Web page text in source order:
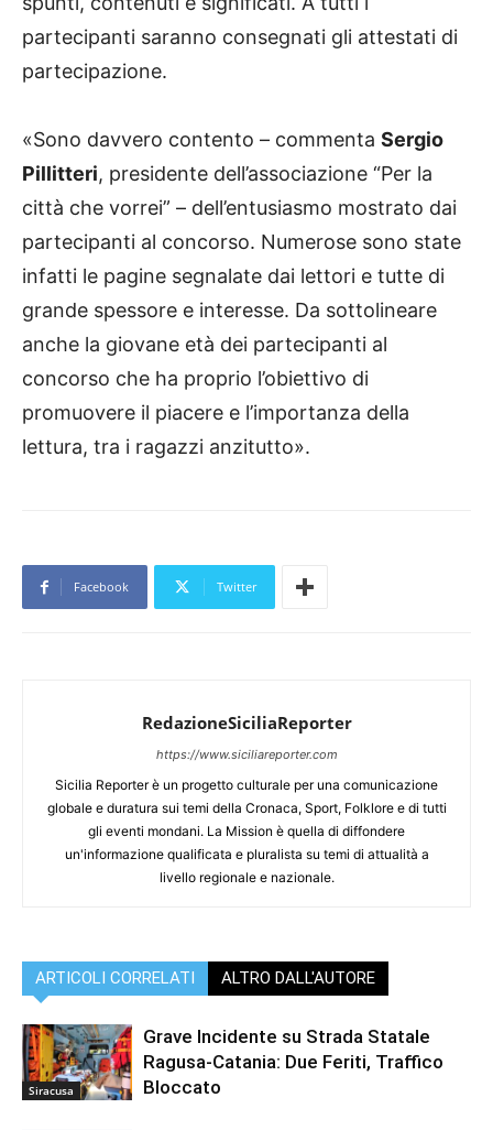
partecipanti saranno consegnati gli attestati di
partecipazione.
«Sono davvero contento – commenta Sergio
Pillitteri, presidente dell’associazione “Per la
città che vorrei” – dell’entusiasmo mostrato dai
partecipanti al concorso. Numerose sono state
infatti le pagine segnalate dai lettori e tutte di
grande spessore e interesse. Da sottolineare
anche la giovane età dei partecipanti al
concorso che ha proprio l’obiettivo di
promuovere il piacere e l’importanza della
lettura, tra i ragazzi anzitutto».
Facebook Twitter
RedazioneSiciliaReporter
https://www.siciliareporter.com
Sicilia Reporter è un progetto culturale per una comunicazione
globale e duratura sui temi della Cronaca, Sport, Folklore e di tutti
gli eventi mondani. La Mission è quella di diffondere
un'informazione qualificata e pluralista su temi di attualità a
livello regionale e nazionale.
ARTICOLI CORRELATI ALTRO DALL'AUTORE
Siracusa
Grave Incidente su Strada Statale
Ragusa-Catania: Due Feriti, Traffico
Bloccato